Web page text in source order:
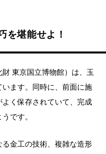
を堪能せよ！
東京国立博物館）は、玉
ます。同時に、前面に施
く保存されていて、完成
です。
金工の技術、複雑な造形